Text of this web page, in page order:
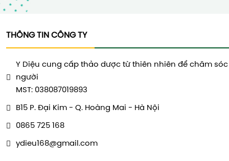
THÔNG TIN CÔNG TY
Y Diệu cung cấp thảo dược từ thiên nhiên để chăm
người
MST: 038087019893
B15 P. Đại Kim - Q. Hoàng Mai - Hà Nội
0865 725 168
ydieu168@gmail.com